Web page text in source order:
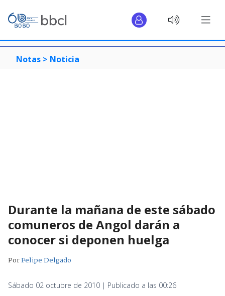
Notas > Noticia
Durante la mañana de este sábado
comuneros de Angol darán a
conocer si deponen huelga
PorFelipe Delgado
Sábado 02 octubre de 2010 | Publicado a las 00:26